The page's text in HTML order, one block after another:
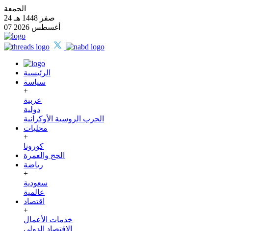
الجمعة
24 صفر 1448 هـ
07 أغسطس 2026
الرئيسية
سياسة
+
عربية
دولية
الحرب الروسية الأوكرانية
محليات
+
كورونا
الحج والعمرة
رياضة
+
سعودية
عالمية
اقتصاد
+
خدمات الأعمال
الاقتصاد الدولي